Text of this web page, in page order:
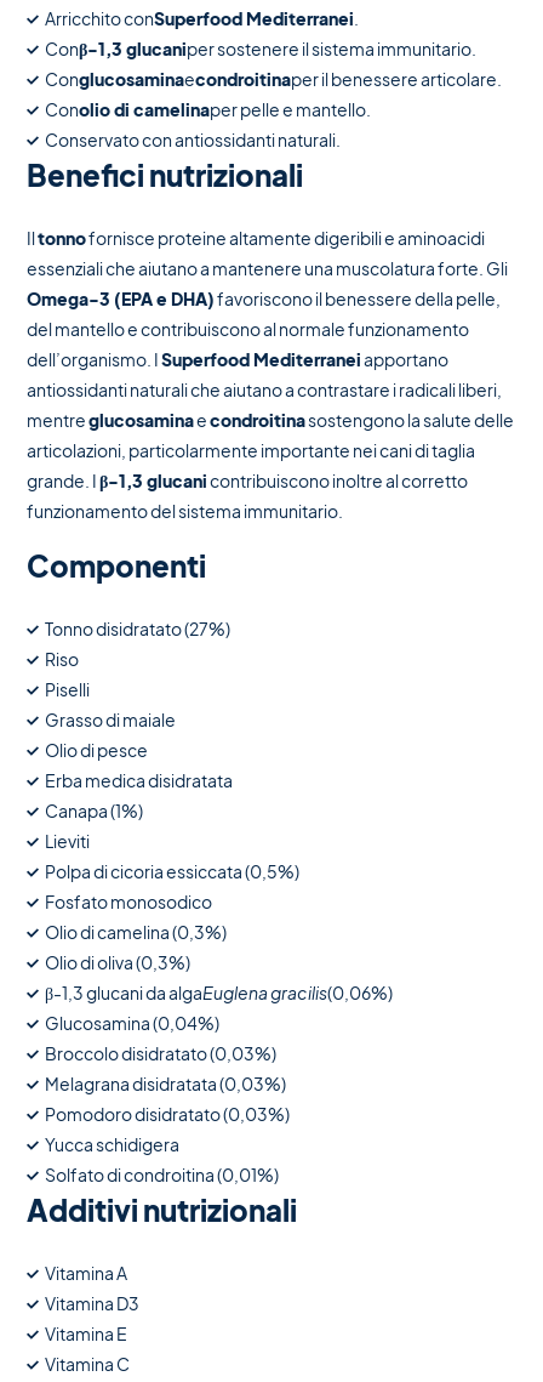
Arricchito conSuperfood Mediterranei
Conβ-1,3 glucaniper sostenere il sistema immunitario.
Conglucosaminaecondroitinaper il benessere articolare.
Conolio di camelinaper pelle e mantello.
Conservato con antiossidanti naturali.
Benefici nutrizionali
Iltonnofornisce proteine altamente digeribili e aminoacidi
essenziali che aiutano a mantenere una muscolatura forte. Gli
Omega-3 (EPA e DHA)favoriscono il benessere della pelle,
del mantello e contribuiscono al normale funzionamento
dell’organismo. ISuperfood Mediterraneiapportano
antiossidanti naturali che aiutano a contrastare i radicali liberi,
mentreglucosaminaecondroitinasostengono la salute delle
articolazioni, particolarmente importante nei cani di taglia
grande. Iβ-1,3 glucanicontribuiscono inoltre al corretto
funzionamento del sistema immunitario.
Componenti
Tonno disidratato (27%)
Riso
Piselli
Grasso di maiale
Olio di pesce
Erba medica disidratata
Canapa (1%)
Lieviti
Polpa di cicoria essiccata (0,5%)
Fosfato monosodico
Olio di camelina (0,3%)
Olio di oliva (0,3%)
β-1,3 glucani da algaEuglena gracilis(0,06%)
Glucosamina (0,04%)
Broccolo disidratato (0,03%)
Melagrana disidratata (0,03%)
Pomodoro disidratato (0,03%)
Yucca schidigera
Solfato di condroitina (0,01%)
Additivi nutrizionali
Vitamina A
Vitamina D3
Vitamina E
Vitamina C